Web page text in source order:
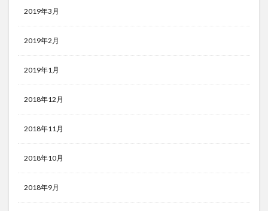
2019年3月
2019年2月
2019年1月
2018年12月
2018年11月
2018年10月
2018年9月